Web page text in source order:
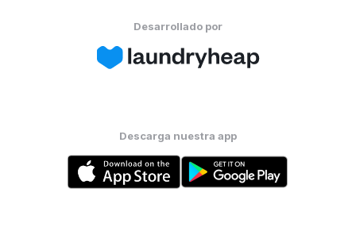
Desarrollado por
Descarga nuestra app